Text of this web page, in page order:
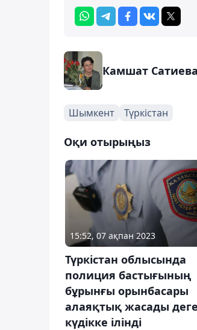
Камшат Сатиева
Шымкент Түркістан
Оқи отырыңыз
15:52, 07 ақпан 2023
Түркістан облысында
полиция бастығының
бұрынғы орынбасары
алаяқтық жасады
күдікке ілінді